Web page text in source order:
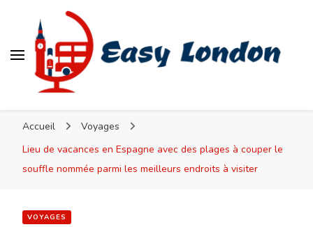
Accueil
Voyages
Lieu de vacances en Espagne avec des plages à couper le
souffle nommée parmi les meilleurs endroits à visiter
VOYAGES